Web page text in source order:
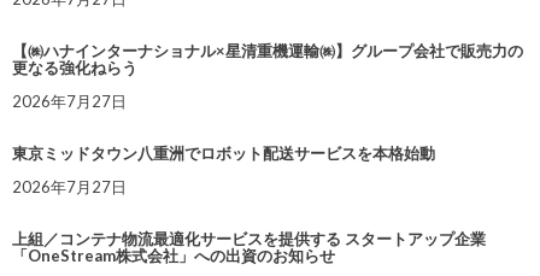
【㈱ハナインターナショナル×星清重機運輸㈱】グループ会社で販売力の
更なる強化ねらう
2026年7月27日
東京ミッドタウン八重洲でロボット配送サービスを本格始動
2026年7月27日
上組／コンテナ物流最適化サービスを提供する スタートアップ企業
「OneStream株式会社」への出資のお知らせ